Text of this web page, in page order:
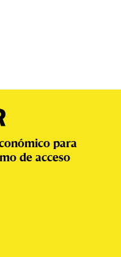
para
de acceso